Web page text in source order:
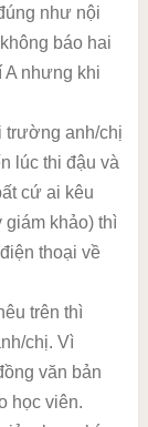
như nội
báo hai
A nhưng khi
trường anh/chị
lúc thi đậu và
cứ ai kêu
giám khảo) thì
thoại về
trên thì
chị. Vì
văn bản
học viên.